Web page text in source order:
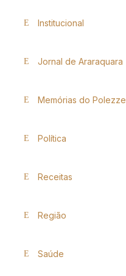
Institucional
Jornal de Araraquara
Memórias do Polezze
Política
Receitas
Região
Saúde